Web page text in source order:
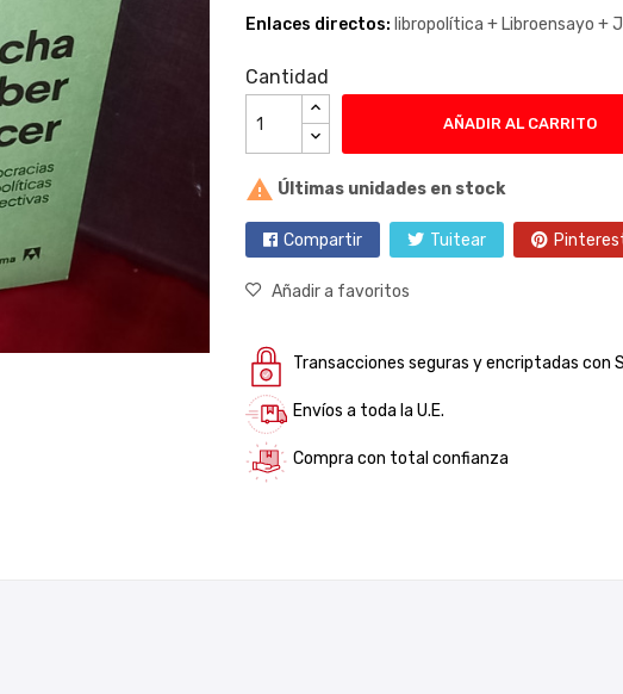
Enlaces directos: libropolítica + Libroensayo +
Cantidad
AÑADIR AL CARRITO
 Últimas unidades en stock
Compartir Tuitear
Añadir a favoritos
Transacciones seguras y encriptadas con
Envíos a toda la U.E.
Compra con total confianza